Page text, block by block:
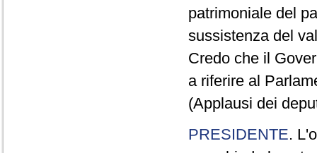
patrimoniale del
sussistenza del
Credo che il
a riferire al
(Applausi dei
PRESIDENTE.